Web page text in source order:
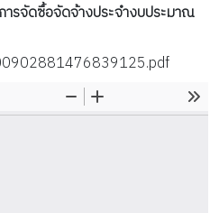
รจัดซื้อจัดจ้างประจำงบประมาณ